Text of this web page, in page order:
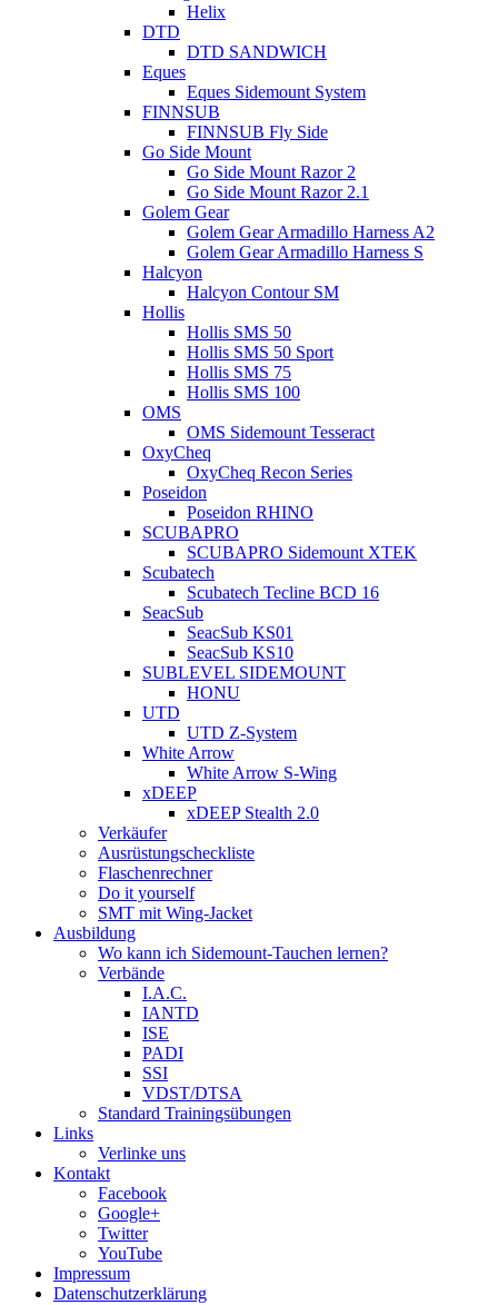
Helix
DTD
DTD SANDWICH
Eques
Eques Sidemount System
FINNSUB
FINNSUB Fly Side
Go Side Mount
Go Side Mount Razor 2
Go Side Mount Razor 2.1
Golem Gear
Golem Gear Armadillo Harness A2
Golem Gear Armadillo Harness S
Halcyon
Halcyon Contour SM
Hollis
Hollis SMS 50
Hollis SMS 50 Sport
Hollis SMS 75
Hollis SMS 100
OMS
OMS Sidemount Tesseract
OxyCheq
OxyCheq Recon Series
Poseidon
Poseidon RHINO
SCUBAPRO
SCUBAPRO Sidemount XTEK
Scubatech
Scubatech Tecline BCD 16
SeacSub
SeacSub KS01
SeacSub KS10
SUBLEVEL SIDEMOUNT
HONU
UTD
UTD Z-System
White Arrow
White Arrow S-Wing
xDEEP
xDEEP Stealth 2.0
Verkäufer
Ausrüstungscheckliste
Flaschenrechner
Do it yourself
SMT mit Wing-Jacket
Ausbildung
Wo kann ich Sidemount-Tauchen lernen?
Verbände
I.A.C.
IANTD
ISE
PADI
SSI
VDST/DTSA
Standard Trainingsübungen
Links
Verlinke uns
Kontakt
Facebook
Google+
Twitter
YouTube
Impressum
Datenschutzerklärung